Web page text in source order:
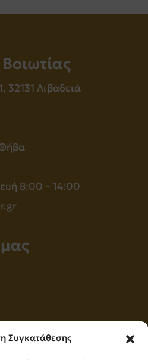
Συγκατάθεσης
32131 Λιβαδειά
8:00 – 14:00